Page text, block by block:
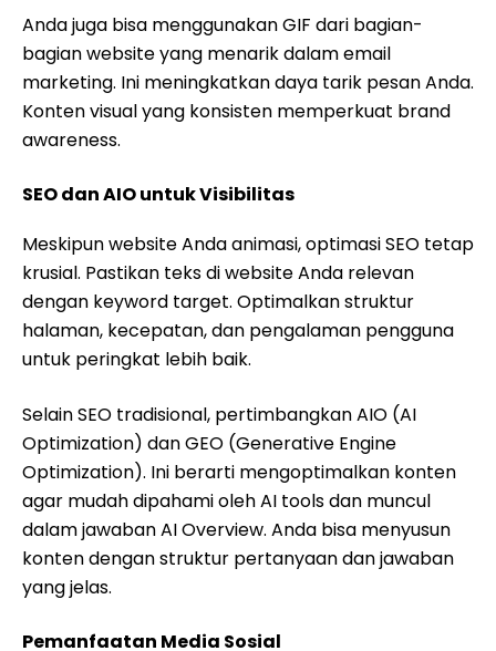
Anda juga bisa menggunakan GIF dari bagian-
bagian website yang menarik dalam email
marketing. Ini meningkatkan daya tarik pesan Anda.
Konten visual yang konsisten memperkuat brand
awareness.
SEO dan AIO untuk Visibilitas
Meskipun website Anda animasi, optimasi SEO tetap
krusial. Pastikan teks di website Anda relevan
dengan keyword target. Optimalkan struktur
halaman, kecepatan, dan pengalaman pengguna
untuk peringkat lebih baik.
Selain SEO tradisional, pertimbangkan AIO (AI
Optimization) dan GEO (Generative Engine
Optimization). Ini berarti mengoptimalkan konten
agar mudah dipahami oleh AI tools dan muncul
dalam jawaban AI Overview. Anda bisa menyusun
konten dengan struktur pertanyaan dan jawaban
yang jelas.
Pemanfaatan Media Sosial